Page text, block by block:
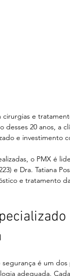
e
20 anos, a
e investimento
o PMX é
e Dra. Tatiana
e tratamento
é um
adequada.